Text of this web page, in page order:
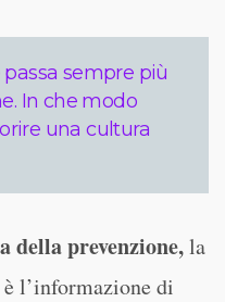
passa sempre più
In che modo
una cultura
della prevenzione,la
l’informazione di